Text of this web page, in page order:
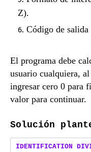
Z).
Código de
El programa debe
usuario cualquiera,
ingresar cero 0 para
valor para continuar.
Solución
IDENTIFICATION